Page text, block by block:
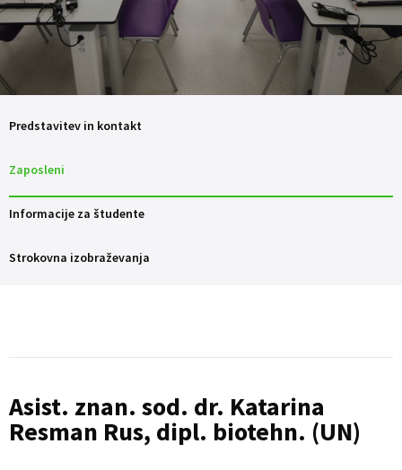
Predstavitev in kontakt
Zaposleni
Informacije za študente
Strokovna izobraževanja
Asist. znan. sod. dr. Katarina
Resman Rus, dipl. biotehn. (UN)